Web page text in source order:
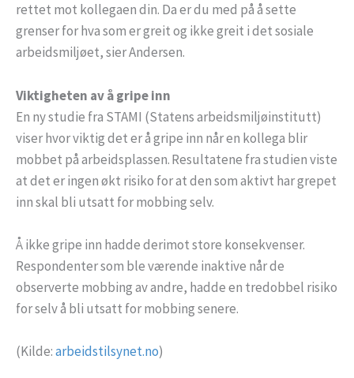
rettet mot kollegaen din. Da er du med på å sette
grenser for hva som er greit og ikke greit i det sosiale
arbeidsmiljøet, sier Andersen.
Viktigheten av å gripe inn
En ny studie fra STAMI (Statens arbeidsmiljøinstitutt)
viser hvor viktig det er å gripe inn når en kollega blir
mobbet på arbeidsplassen. Resultatene fra studien viste
at det er ingen økt risiko for at den som aktivt har grepet
inn skal bli utsatt for mobbing selv.
Å ikke gripe inn hadde derimot store konsekvenser.
Respondenter som ble værende inaktive når de
observerte mobbing av andre, hadde en tredobbel risiko
for selv å bli utsatt for mobbing senere.
(Kilde:arbeidstilsynet.no)